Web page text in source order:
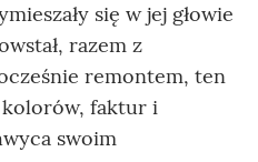
się w jej głowie
razem z
remontem, ten
faktur i
swoim